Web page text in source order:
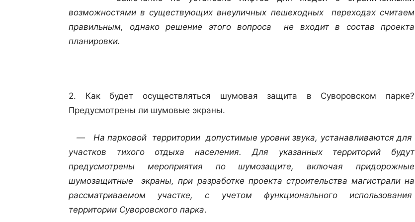
возможностями в существующих внеуличных пешеходных переходах считаем
правильным, однако решение этого вопроса не входит в состав проекта
планировки.
2. Как будет осуществляться шумовая защита в Суворовском парке?
Предусмотрены ли шумовые экраны.
— На парковой территории допустимые уровни звука, устанавливаются для
участков тихого отдыха населения. Для указанных территорий будут
предусмотрены мероприятия по шумозащите, включая придорожные
шумозащитные экраны, при разработке проекта строительства магистрали на
рассматриваемом участке, с учетом функционального использования
территории Суворовского парка.